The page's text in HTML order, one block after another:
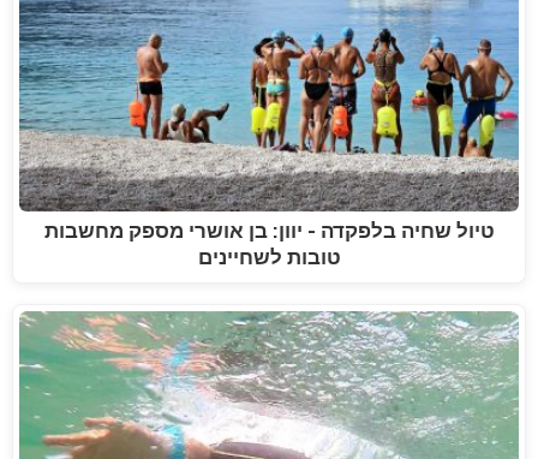
טיול שחיה בלפקדה - יוון: בן אושרי מספק מחשבות
טובות לשחיינים